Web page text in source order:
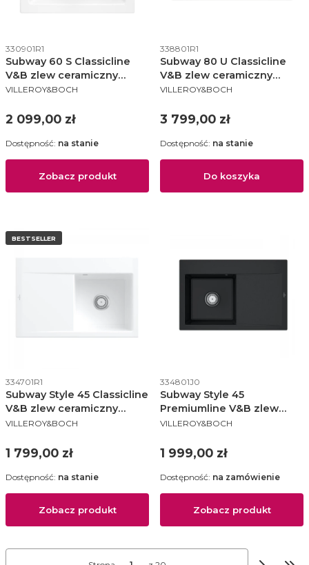
Kod produktu
330901R1
Subway 60 S Classicline
V&B zlew ceramiczny
510x600mm KM white alpin
PRODUCENT
VILLEROY&BOCH
Cena
2 099,00 zł
Zobacz produkt
Dostępność: na stanie
Kod produktu
338801R1
Subway 80 U Classicline
V&B zlew ceramiczny
podblatowy KM white alpin
PRODUCENT
VILLEROY&BOCH
Cena
3 799,00 zł
Do koszyka
Dostępność: na stanie
BESTSELLER
Kod produktu
334701R1
Subway Style 45 Classicline
V&B zlew ceramiczny
510x780 KM prawy white
PRODUCENT
VILLEROY&BOCH
Cena
1 799,00 zł
Zobacz produkt
Dostępność: na stanie
Kod produktu
334801J0
Subway Style 45
Premiumline V&B zlew
ceramiczny 510x780 KM
334801J0
PRODUCENT
VILLEROY&BOCH
Cena
1 999,00 zł
Zobacz produkt
Dostępność: na zamówienie